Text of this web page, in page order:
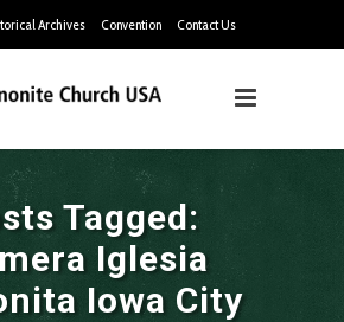
Archives Convention Contact Us
Tagged:
Iglesia
Iowa City